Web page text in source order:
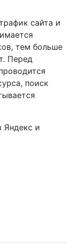
сайта и
тем больше
Перед
поиск
Яндекс и